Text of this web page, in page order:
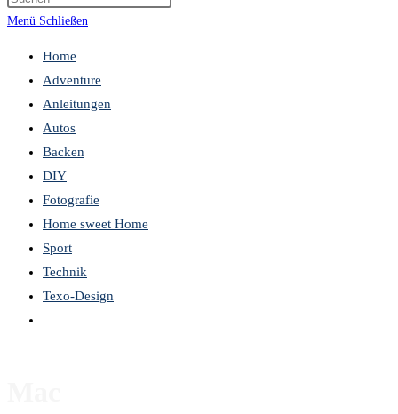
umschalten
Menü Schließen
Home
Adventure
Anleitungen
Autos
Backen
DIY
Fotografie
Home sweet Home
Sport
Technik
Texo-Design